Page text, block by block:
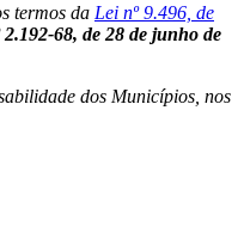
termos da Lei nº 9.496, de
68, de 28 de junho de
dos Municípios, nos